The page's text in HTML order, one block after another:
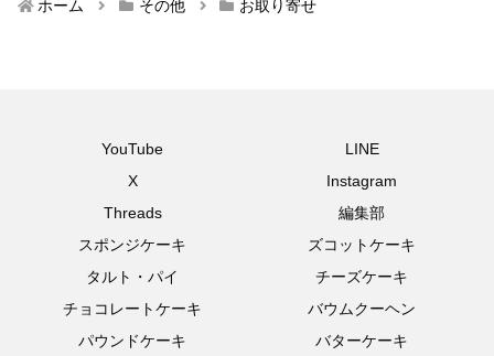
ホーム その他 お取り寄せ
YouTube
LINE
X
Instagram
Threads
編集部
スポンジケーキ
ズコットケーキ
タルト・パイ
チーズケーキ
チョコレートケーキ
バウムクーヘン
パウンドケーキ
バターケーキ